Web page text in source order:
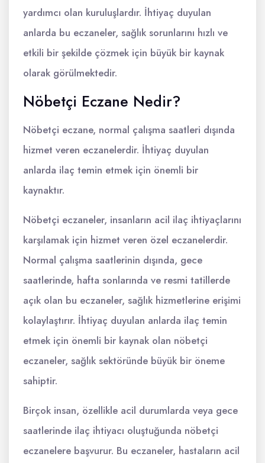
yardımcı olan kuruluşlardır. İhtiyaç duyulan
anlarda bu eczaneler, sağlık sorunlarını hızlı ve
etkili bir şekilde çözmek için büyük bir kaynak
olarak görülmektedir.
Nöbetçi Eczane Nedir?
Nöbetçi eczane, normal çalışma saatleri dışında
hizmet veren eczanelerdir. İhtiyaç duyulan
anlarda ilaç temin etmek için önemli bir
kaynaktır.
Nöbetçi eczaneler, insanların acil ilaç ihtiyaçlarını
karşılamak için hizmet veren özel eczanelerdir.
Normal çalışma saatlerinin dışında, gece
saatlerinde, hafta sonlarında ve resmi tatillerde
açık olan bu eczaneler, sağlık hizmetlerine erişimi
kolaylaştırır. İhtiyaç duyulan anlarda ilaç temin
etmek için önemli bir kaynak olan nöbetçi
eczaneler, sağlık sektöründe büyük bir öneme
sahiptir.
Birçok insan, özellikle acil durumlarda veya gece
saatlerinde ilaç ihtiyacı oluştuğunda nöbetçi
eczanelere başvurur. Bu eczaneler, hastaların acil